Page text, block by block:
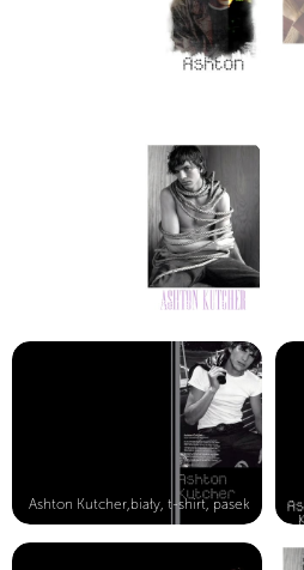
Ashton Kutcher,jeansy, lina
Ashton Kutcher,biały, t-shirt, pasek